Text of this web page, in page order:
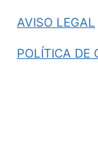
AVISO LEGAL
POLÍTICA DE